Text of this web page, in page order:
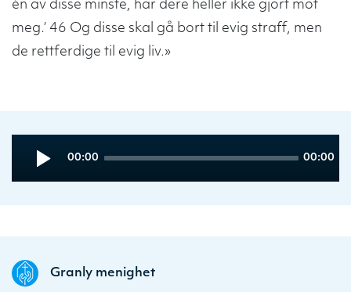
én av disse minste, har dere heller ikke gjort mot
meg.’ 46 Og disse skal gå bort til evig straff, men
de rettferdige til evig liv.»
Player
Current
00:00
Total
00:00
Granly menighet